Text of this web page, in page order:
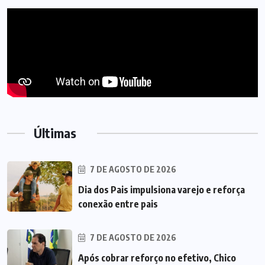
Últimas
7 DE AGOSTO DE 2026
Dia dos Pais impulsiona varejo e reforça
conexão entre pais
7 DE AGOSTO DE 2026
Após cobrar reforço no efetivo, Chico